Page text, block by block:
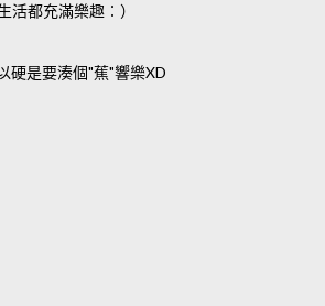
活都充滿樂趣：）
硬是要湊個"蕉"響樂XD